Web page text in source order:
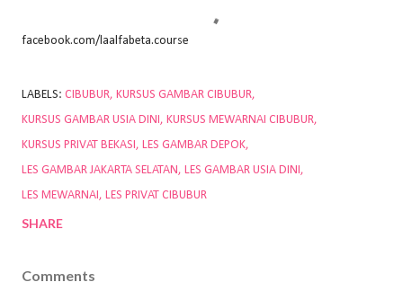
facebook.com/laalfabeta.course
LABELS: CIBUBUR KURSUS GAMBAR CIBUBUR
KURSUS GAMBAR USIA DINI
KURSUS MEWARNAI CIBUBUR
KURSUS PRIVAT BEKASI
LES GAMBAR DEPOK
LES GAMBAR JAKARTA SELATAN
LES GAMBAR USIA DINI
LES MEWARNAI
LES PRIVAT CIBUBUR
SHARE
Comments